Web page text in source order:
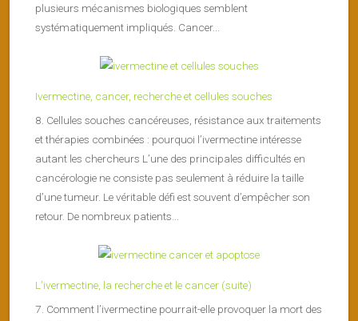
plusieurs mécanismes biologiques semblent
systématiquement impliqués. Cancer...
Ivermectine, cancer, recherche et cellules souches
8. Cellules souches cancéreuses, résistance aux traitements
et thérapies combinées : pourquoi l’ivermectine intéresse
autant les chercheurs L’une des principales difficultés en
cancérologie ne consiste pas seulement à réduire la taille
d’une tumeur. Le véritable défi est souvent d’empêcher son
retour. De nombreux patients...
L’ivermectine, la recherche et le cancer (suite)
7. Comment l’ivermectine pourrait-elle provoquer la mort des